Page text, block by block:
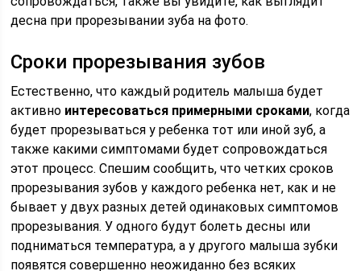
десна при прорезывании зуба на фото.
Сроки прорезывания зубов
Естественно, что каждый родитель малыша будет
активно интересоваться примерными сроками, когда
будет прорезываться у ребенка тот или иной зуб, а
также какими симптомами будет сопровождаться
этот процесс. Спешим сообщить, что четких сроков
прорезывания зубов у каждого ребенка нет, как и не
бывает у двух разных детей одинаковых симптомов
прорезывания. У одного будут болеть десны или
подниматься температура, а у другого малыша зубки
появятся совершенно неожиданно без всяких